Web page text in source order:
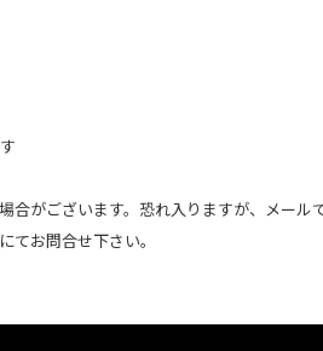
がございます。恐れ入りますが、メール
お問合せ下さい。